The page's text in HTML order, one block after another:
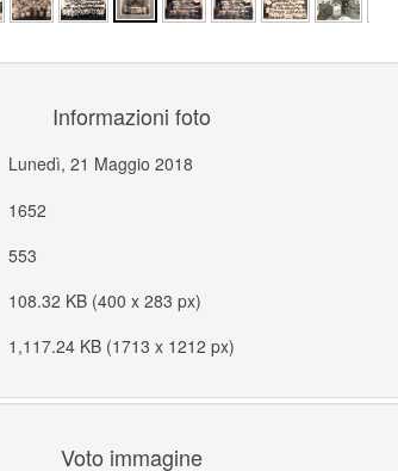
Informazioni foto
Lunedì, 21 Maggio 2018
1652
553
108.32 KB (400 x 283 px)
1,117.24 KB (1713 x 1212 px)
Voto immagine